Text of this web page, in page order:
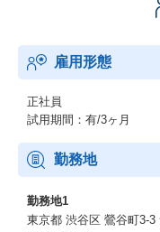
化していくのか、とい
リサーチ結果が誰も使わ
リサーチ結果をワークシ
など、成果に結びつくま
その時々の目的に応じて
インの指針となる方向
さまざまなバックグラウ
を組んでリサーチをリー
雇用形態
正社員
試用期間：有/3ヶ月
勤務地
勤務地1
東京都 渋谷区 鶯谷町3-